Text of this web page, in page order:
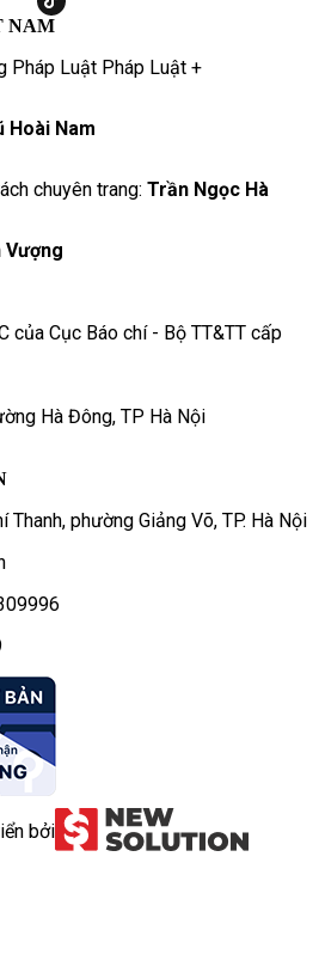
NAM
Pháp Luật Pháp Luật +
Hoài Nam
chuyên trang: Trần Ngọc Hà
Vượng
của Cục Báo chí - Bộ TT&TT cấp
Hà Đông, TP Hà Nội
phường Giảng Võ, TP. Hà Nội
bởi